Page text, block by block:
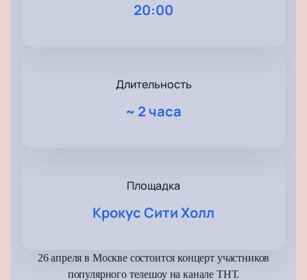
20:00
Длительность
~ 2 часа
Площадка
Крокус Сити Холл
26 апреля в Москве состоится концерт участников
популярного телешоу на канале ТНТ.